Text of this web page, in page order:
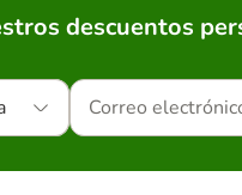
descuentos